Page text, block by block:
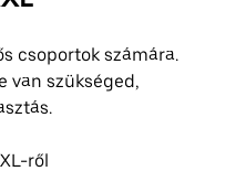
csoportok számára.
van szükséged,
ről